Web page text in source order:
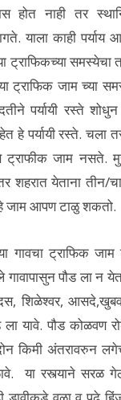
होत नाही तर
याला काही
समस्येचा
ट्राफिक जाम च्या
पर्यायी रस्ते शोधुन
हे पर्यायी रस्ते. चला
ट्राफीक जाम नसते.
शहरात येताना तीन/
जाम आपण टाळु शकतो.
गावचा ट्राफिक जाम
गावापासुन पौड ला न
शिळेश्वर,
यावे. पौड कोळवण
किमी अंतरावरुन
या रस्त्याने सरळ